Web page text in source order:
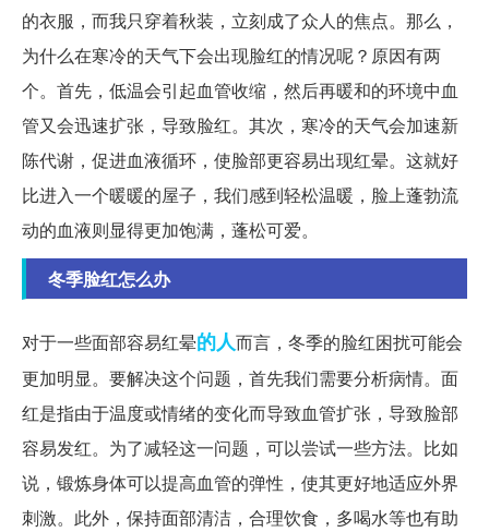
的衣服，而我只穿着秋装，立刻成了众人的焦点。那么，
为什么在寒冷的天气下会出现脸红的情况呢？原因有两
个。首先，低温会引起血管收缩，然后再暖和的环境中血
管又会迅速扩张，导致脸红。其次，寒冷的天气会加速新
陈代谢，促进血液循环，使脸部更容易出现红晕。这就好
比进入一个暖暖的屋子，我们感到轻松温暖，脸上蓬勃流
动的血液则显得更加饱满，蓬松可爱。
冬季脸红怎么办
对于一些面部容易红晕的人而言，冬季的脸红困扰可能会
更加明显。要解决这个问题，首先我们需要分析病情。面
红是指由于温度或情绪的变化而导致血管扩张，导致脸部
容易发红。为了减轻这一问题，可以尝试一些方法。比如
说，锻炼身体可以提高血管的弹性，使其更好地适应外界
刺激。此外，保持面部清洁，合理饮食，多喝水等也有助